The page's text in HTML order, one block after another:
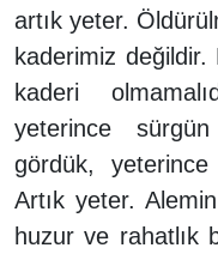
artık yeter.
kaderimiz
kaderi
yeterince
gördük, yeterince
Artık yeter.
huzur ve rahatlık